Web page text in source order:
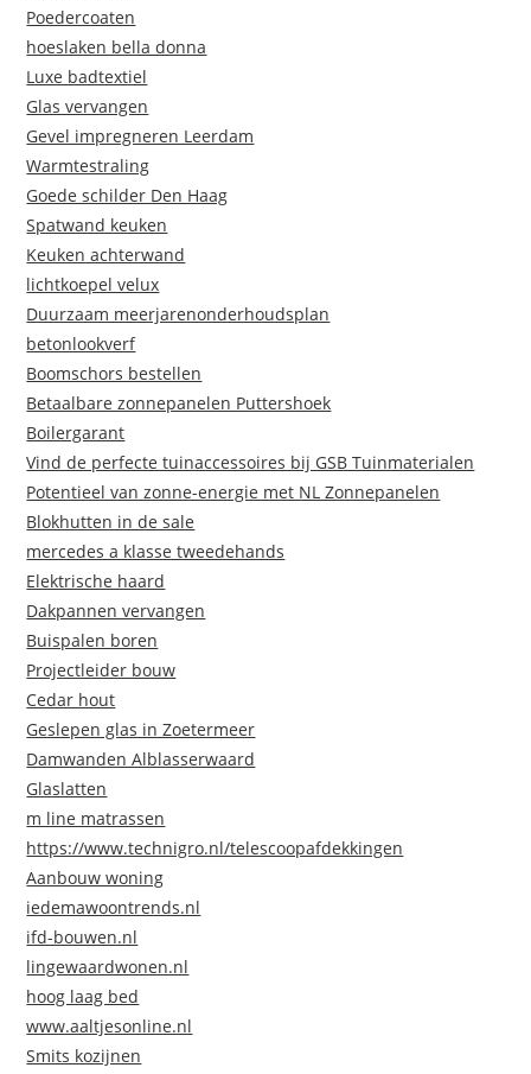
Poedercoaten
hoeslaken bella donna
Luxe badtextiel
Glas vervangen
Gevel impregneren Leerdam
Warmtestraling
Goede schilder Den Haag
Spatwand keuken
Keuken achterwand
lichtkoepel velux
Duurzaam meerjarenonderhoudsplan
betonlookverf
Boomschors bestellen
Betaalbare zonnepanelen Puttershoek
Boilergarant
Vind de perfecte tuinaccessoires bij GSB Tuinmaterialen
Potentieel van zonne-energie met NL Zonnepanelen
Blokhutten in de sale
mercedes a klasse tweedehands
Elektrische haard
Dakpannen vervangen
Buispalen boren
Projectleider bouw
Cedar hout
Geslepen glas in Zoetermeer
Damwanden Alblasserwaard
Glaslatten
m line matrassen
https://www.technigro.nl/telescoopafdekkingen
Aanbouw woning
iedemawoontrends.nl
ifd-bouwen.nl
lingewaardwonen.nl
hoog laag bed
www.aaltjesonline.nl
Smits kozijnen